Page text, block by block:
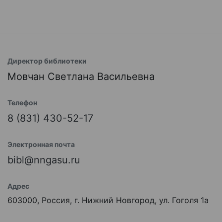
Директор библиотеки
Мовчан Светлана Васильевна
Телефон
8 (831) 430-52-17
Электронная почта
bibl@nngasu.ru
Адрес
603000, Россия, г. Нижний Новгород, ул. Гоголя 1а